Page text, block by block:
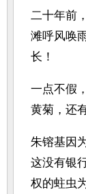
二十年前
滩呼风唤
长！
一点不假
黄菊，还
朱镕基因
这没有银
权的蛀虫